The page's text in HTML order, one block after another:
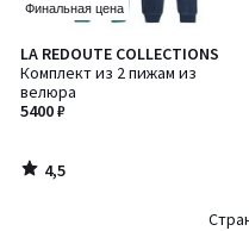
Финальная цена
LA REDOUTE COLLECTIONS
Комплект из 2 пижам из
велюра
5400 ₽
4,5
/ 5
4,5
/